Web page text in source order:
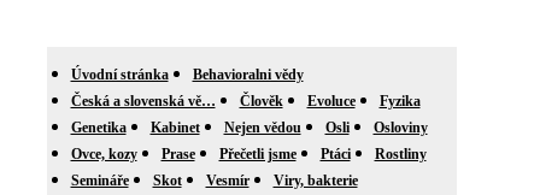
Úvodní stránka
Behavioralni vědy
Česká a slovenská vě…
Člověk Evoluce
Fyzika
Genetika
Kabinet Nejen vědou Osli
Osloviny
Ovce, kozy
Prase Přečetli jsme Ptáci
Rostliny
Semináře
Skot Vesmír
Viry, bakterie